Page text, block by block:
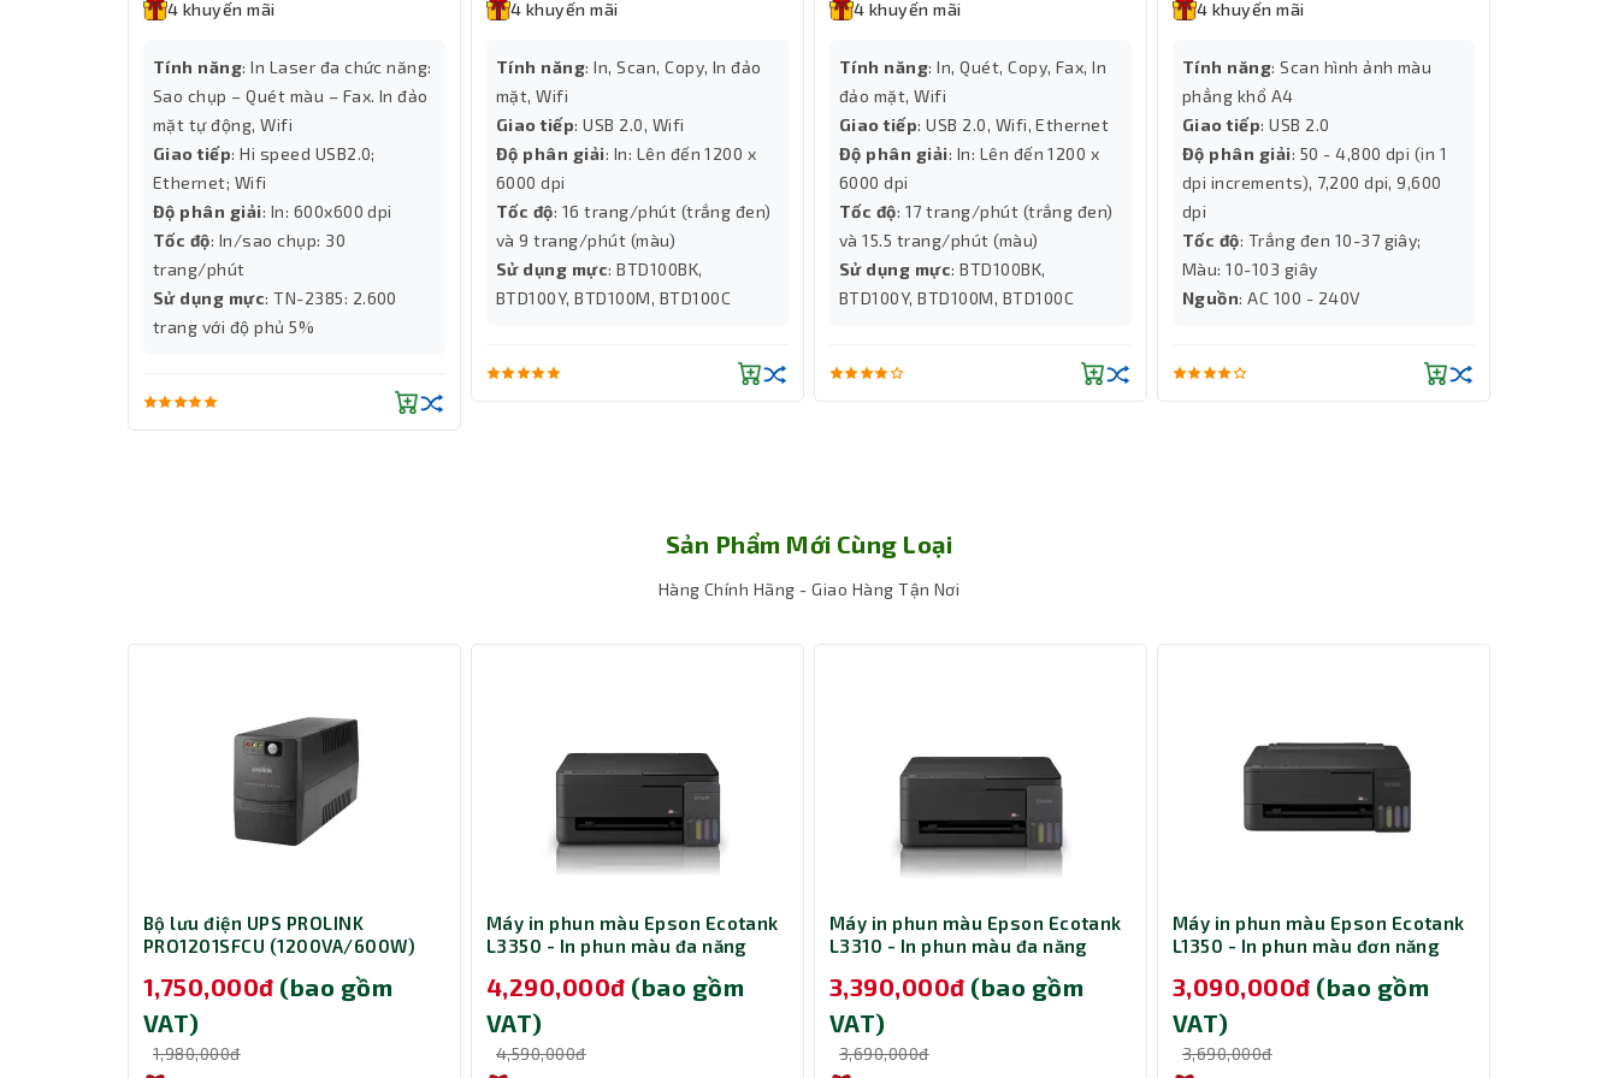
4 khuyến mãi
Tính năng: In Laser đa chức năng:
Sao chụp – Quét màu – Fax. In đảo
mặt tự động, Wifi
Giao tiếp: Hi speed USB2.0;
Ethernet; Wifi
Độ phân giải: In: 600x600 dpi
Tốc độ: In/sao chụp: 30
trang/phút
Sử dụng mực: TN-2385: 2.600
trang với độ phủ 5%
4 khuyến mãi
Tính năng: In, Scan, Copy, In đảo
mặt, Wifi
Giao tiếp: USB 2.0, Wifi
Độ phân giải: In: Lên đến 1200 x
6000 dpi
Tốc độ: 16 trang/phút (trắng đen)
và 9 trang/phút (màu)
Sử dụng mực: BTD100BK,
BTD100Y, BTD100M, BTD100C
4 khuyến mãi
Tính năng: In, Quét, Copy, Fax, In
đảo mặt, Wifi
Giao tiếp: USB 2.0, Wifi, Ethernet
Độ phân giải: In: Lên đến 1200 x
6000 dpi
Tốc độ: 17 trang/phút (trắng đen)
và 15.5 trang/phút (màu)
Sử dụng mực: BTD100BK,
BTD100Y, BTD100M, BTD100C
4 khuyến mãi
Tính năng: Scan hình ảnh màu
phẳng khổ A4
Giao tiếp: USB 2.0
Độ phân giải: 50 - 4,800 dpi (in 1
dpi increments), 7,200 dpi, 9,600
dpi
Tốc độ: Trắng đen 10-37 giây;
Màu: 10-103 giây
Nguồn: AC 100 - 240V
Sản Phẩm Mới Cùng Loại
Hàng Chính Hãng - Giao Hàng Tận Nơi
Bộ lưu điện UPS PROLINK
PRO1201SFCU (1200VA/600W)
1,750,000đ (bao gồm
VAT)
1,980,000đ
Máy in phun màu Epson Ecotank
L3350 - In phun màu đa năng
4,290,000đ (bao gồm
VAT)
4,590,000đ
Máy in phun màu Epson Ecotank
L3310 - In phun màu đa năng
3,390,000đ (bao gồm
VAT)
3,690,000đ
Máy in phun màu Epson Ecotank
L1350 - In phun màu đơn năng
3,090,000đ (bao gồm
VAT)
3,690,000đ